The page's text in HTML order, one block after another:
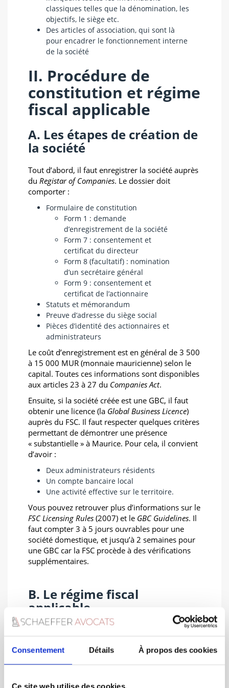
Consentement Détails À propos des cookies
Ce site web utilise des cookies.
classiques telles que la dénomination, les
objectifs, le siège etc.
Des articles of association, qui sont là
pour encadrer le fonctionnement interne
de la société
II. Procédure de
constitution et régime
fiscal applicable
A. Les étapes de création de
la société
Tout d’abord, il faut enregistrer la société auprès
du Registar of Companies. Le dossier doit
comporter :
Formulaire de constitution
Form 1 : demande
d’enregistrement de la société
Form 7 : consentement et
certificat du directeur
Form 8 (facultatif) : nomination
d’un secrétaire général
Form 9 : consentement et
certificat de l’actionnaire
Statuts et mémorandum
Preuve d’adresse du siège social
Pièces d’identité des actionnaires et
administrateurs
Le coût d’enregistrement est en général de 3 500
à 15 000 MUR (monnaie mauricienne) selon le
capital. Toutes ces informations sont disponibles
aux articles 23 à 27 du Companies Act.
Ensuite, si la société créée est une GBC, il faut
obtenir une licence (la Global Business Licence)
auprès du FSC. Il faut respecter quelques critères
permettant de démontrer une présence
« substantielle » à Maurice. Pour cela, il convient
d’avoir :
Deux administrateurs résidents
Un compte bancaire local
Une activité effective sur le territoire.
Vous pouvez retrouver plus d’informations sur le
FSC Licensing Rules (2007) et le GBC Guidelines. Il
faut compter 3 à 5 jours ouvrables pour une
société domestique, et jusqu’à 2 semaines pour
une GBC car la FSC procède à des vérifications
supplémentaires.
B. Le régime fiscal
applicable
TVA est de 15% (article 46 de l’Income Tax).
Cependant, il y a des mécanismes de crédit
exister. C’est le cas notamment pour les revenus